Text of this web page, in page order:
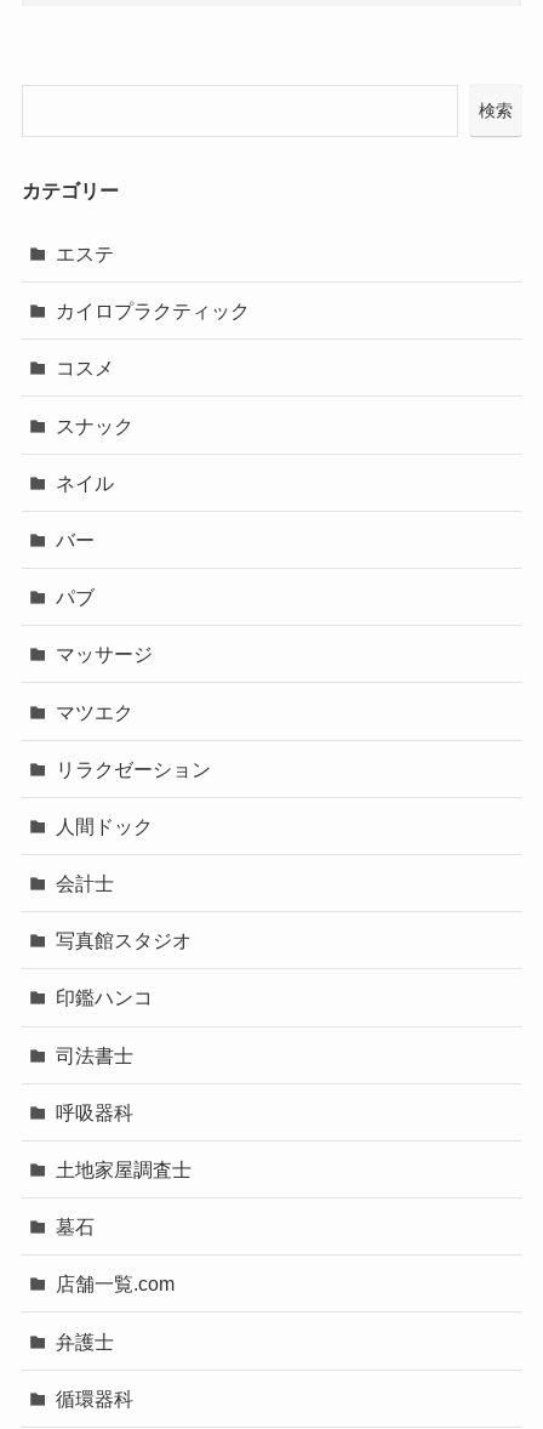
検索
カテゴリー
エステ
カイロプラクティック
コスメ
スナック
ネイル
バー
パブ
マッサージ
マツエク
リラクゼーション
人間ドック
会計士
写真館スタジオ
印鑑ハンコ
司法書士
呼吸器科
土地家屋調査士
墓石
店舗一覧.com
弁護士
循環器科